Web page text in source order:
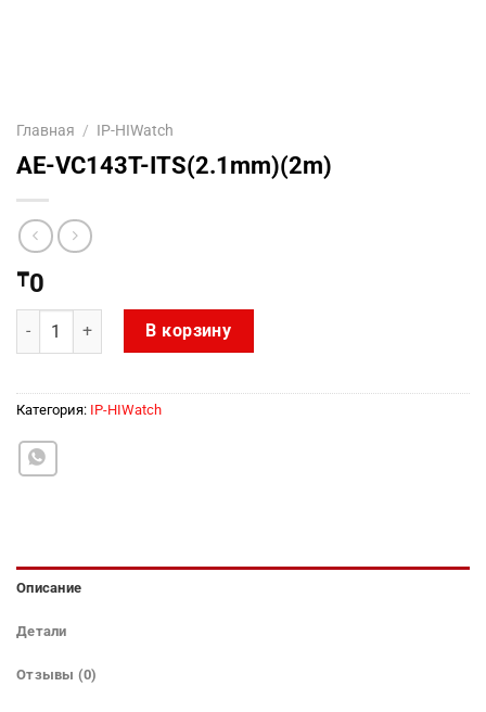
Главная / IP-HIWatch
AE-VC143T-ITS(2.1mm)(2m)
₸0
Количество товара AE-VC143T-ITS(2.1mm)(2m)
В корзину
Категория: IP-HIWatch
Описание
Детали
Отзывы (0)